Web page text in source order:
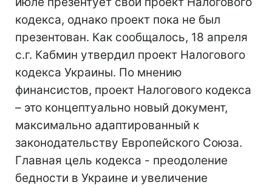
кодекса, однако проект пока не был
презентован. Как сообщалось, 18 апреля
с.г. Кабмин утвердил проект Налогового
кодекса Украины. По мнению
финансистов, проект Налогового кодекса
– это концептуально новый документ,
максимально адаптированный к
законодательству Европейского Союза.
Главная цель кодекса - преодоление
бедности в Украине и увеличение